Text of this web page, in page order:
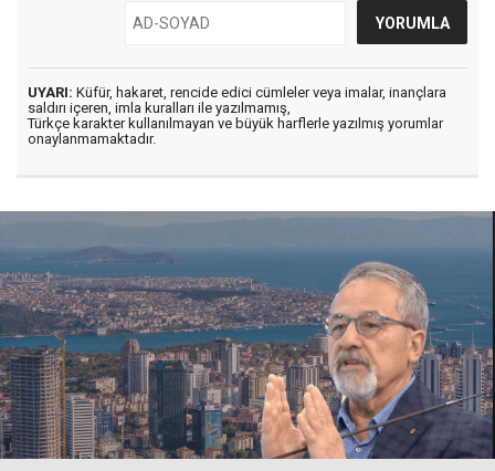
UYARI: Küfür, hakaret, rencide edici cümleler veya imalar, inançlara
saldırı içeren, imla kuralları ile yazılmamış,
Türkçe karakter kullanılmayan ve büyük harflerle yazılmış yorumlar
onaylanmamaktadır.